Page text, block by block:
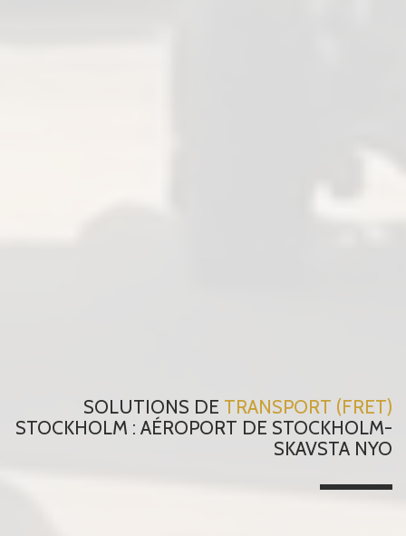
SOLUTIONS DE TRANSPORT (FRET)
STOCKHOLM : AÉROPORT DE STOCKHOLM-
SKAVSTA NYO